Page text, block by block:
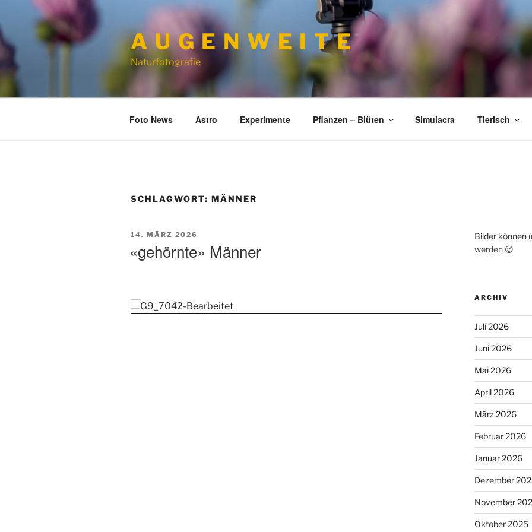
springen
A U G E N W E I T E
Naturfotografie
Foto News Astro Experimente Pflanzen – Blüten Simulacra Tierisch
SCHLAGWORT: MÄNNER
VERÖFFENTLICHT
14. MÄRZ 2026
«gehörnte» Männer
Bilder können
werden 😉
ARCHIV
Juli 2026
Juni 2026
Mai 2026
April 2026
März 2026
Februar 2026
Januar 2026
Dezember
November
Oktober 2025